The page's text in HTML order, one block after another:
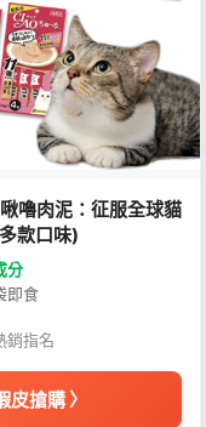
啾嚕肉泥：征服全球貓
款口味)
分
即食
銷指名
皮搶購 〉